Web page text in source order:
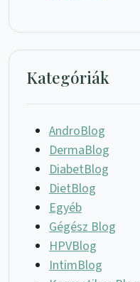
Kategóriák
AndroBlog
DermaBlog
DiabetBlog
DietBlog
Egyéb
Gégész Blog
HPVBlog
IntimBlog